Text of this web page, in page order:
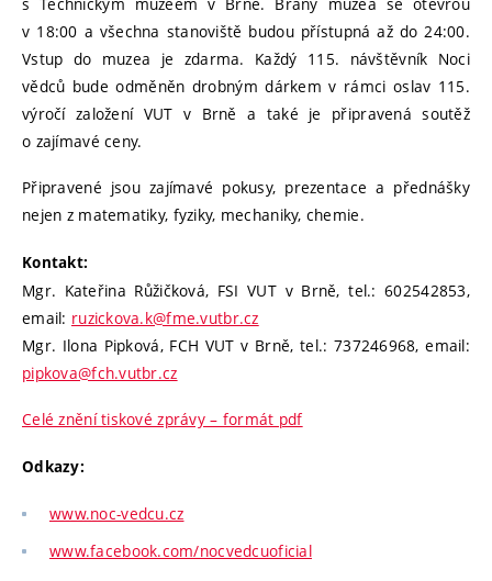
v 18:00 a všechna stanoviště budou přístupná až do 24:00.
Vstup do muzea je zdarma. Každý 115. návštěvník Noci
vědců bude odměněn drobným dárkem v rámci oslav 115.
výročí založení VUT v Brně a také je připravená soutěž
o zajímavé ceny.
Připravené jsou zajímavé pokusy, prezentace a přednášky
nejen z matematiky, fyziky, mechaniky, chemie.
Kontakt:
Mgr. Kateřina Růžičková, FSI VUT v Brně, tel.: 602542853,
email: ruzickova.k@fme.vutbr.cz
Mgr. Ilona Pipková, FCH VUT v Brně, tel.: 737246968, email:
pipkova@fch.vutbr.cz
Celé znění tiskové zprávy – formát pdf
Odkazy:
www.noc-vedcu.cz
www.facebook.com/nocvedcuoficial